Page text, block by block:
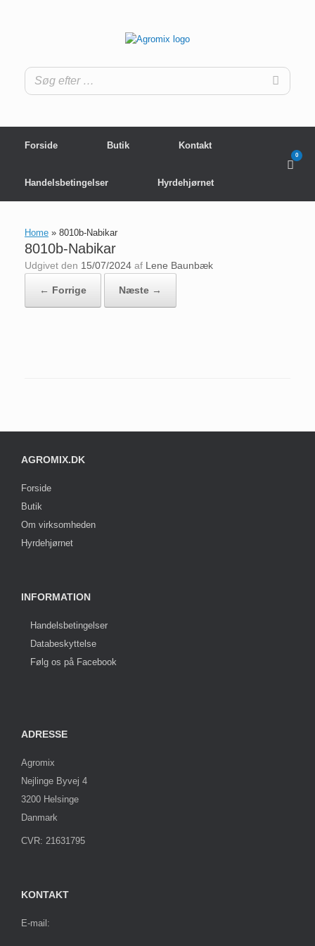
Forside Butik Kontakt
Handelsbetingelser Hyrdehjørnet
View
0
Home » 8010b-Nabikar
8010b-Nabikar
Udgivet den 15/07/2024 af Lene Baunbæk
← Forrige Næste →
AGROMIX.DK
Forside
Butik
Om virksomheden
Hyrdehjørnet
INFORMATION
Handelsbetingelser
Databeskyttelse
Følg os på Facebook
ADRESSE
Agromix
Nejlinge Byvej 4
3200 Helsinge
Danmark
CVR: 21631795
KONTAKT
E-mail: